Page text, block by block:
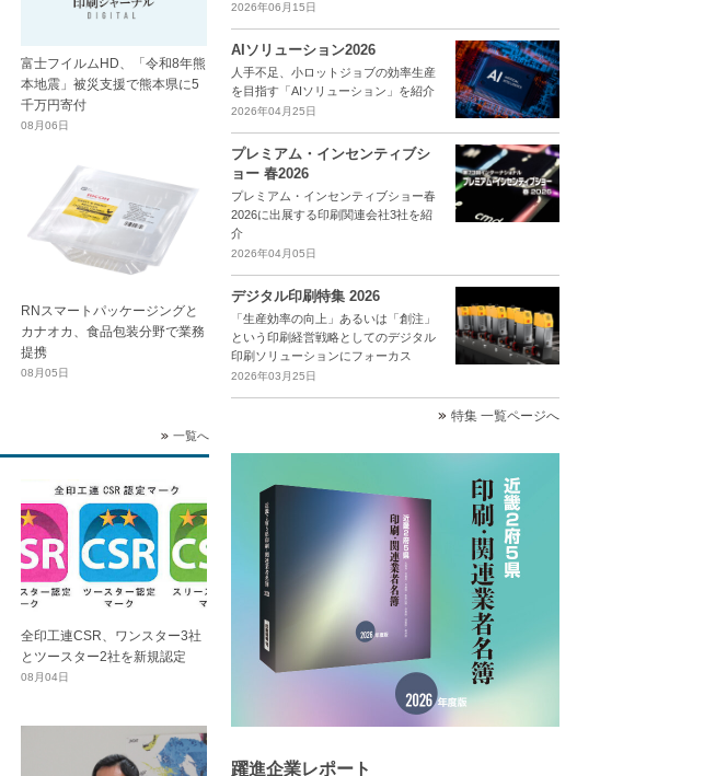
富士フイルムHD、「令和8年熊
本地震」被災支援で熊本県に5
千万円寄付
08月06日
RNスマートパッケージングと
カナオカ、食品包装分野で業務
提携
08月05日
一覧へ
全印工連CSR、ワンスター3社
とツースター2社を新規認定
08月04日
2026年06月15日
AIソリューション2026
人手不足、小ロットジョブの効率生産
を目指す「AIソリューション」を紹介
2026年04月25日
プレミアム・インセンティブシ
ョー 春2026
プレミアム・インセンティブショー春
2026に出展する印刷関連会社3社を紹
介
2026年04月05日
デジタル印刷特集 2026
「生産効率の向上」あるいは「創注」
という印刷経営戦略としてのデジタル
印刷ソリューションにフォーカス
2026年03月25日
特集 一覧ページへ
躍進企業レポート